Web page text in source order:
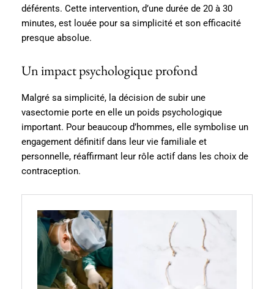
déférents. Cette intervention, d’une durée de 20 à 30
minutes, est louée pour sa simplicité et son efficacité
presque absolue.
Un impact psychologique profond
Malgré sa simplicité, la décision de subir une
vasectomie porte en elle un poids psychologique
important. Pour beaucoup d’hommes, elle symbolise un
engagement définitif dans leur vie familiale et
personnelle, réaffirmant leur rôle actif dans les choix de
contraception.